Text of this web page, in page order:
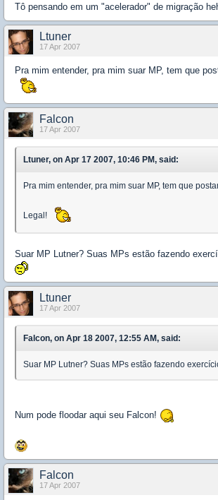
Tô pensando em um "acelerador" de migração
Ltuner
17 Apr 2007
Pra mim entender, pra mim suar MP, tem que
Falcon
17 Apr 2007
Ltuner, on Apr 17 2007, 10:46 PM, said:
Pra mim entender, pra mim suar MP, tem que
Legal!
Suar MP Lutner? Suas MPs estão fazendo
Ltuner
17 Apr 2007
Falcon, on Apr 18 2007, 12:55 AM, said:
Suar MP Lutner? Suas MPs estão fazendo
Num pode floodar aqui seu Falcon!
Falcon
17 Apr 2007